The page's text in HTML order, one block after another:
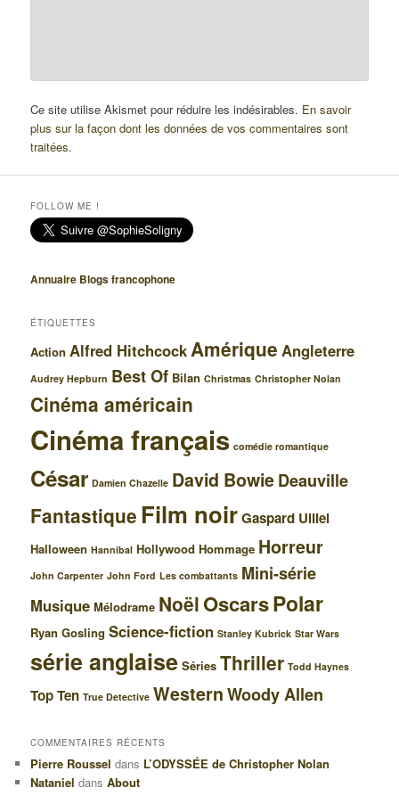
Ce site utilise Akismet pour réduire les indésirables. En savoir
plus sur la façon dont les données de vos commentaires sont
traitées.
FOLLOW ME !
Annuaire Blogs francophone
ÉTIQUETTES
Action Alfred Hitchcock Amérique Angleterre
Audrey Hepburn Best Of Bilan Christmas Christopher Nolan
Cinéma américain
Cinéma français comédie romantique
César Damien Chazelle David BowieDeauville
Fantastique Film noirGaspard Ulliel
Halloween Hannibal Hollywood Hommage Horreur
John Carpenter John Ford Les combattants Mini-série
Musique Mélodrame Noël OscarsPolar
Ryan Gosling Science-fiction Stanley Kubrick Star Wars
série anglaise Séries Thriller Todd Haynes
Top Ten True Detective WesternWoody Allen
COMMENTAIRES RÉCENTS
Pierre Roussel dans L’ODYSSÉE de Christopher Nolan
Nataniel dansAbout